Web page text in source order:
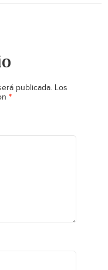
publicada. Los
*